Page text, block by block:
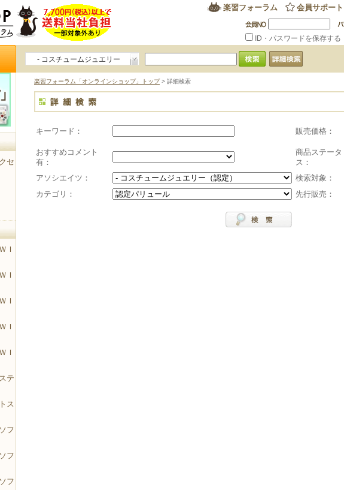
楽習フォーラム 会員サポート
ID・パスワードを保存する
- コスチュームジュエリー
楽習フォーラム「オンラインショップ」トップ> 詳細検索
キーワード： 販売価格：
おすすめコメント
有：
商品ステータ
ス：
アソシエイツ：
検索対象：
カテゴリ：
先行販売：
セ
Ｉ
Ｉ
Ｉ
Ｉ
Ｉ
テ
ス
フ
フ
フ